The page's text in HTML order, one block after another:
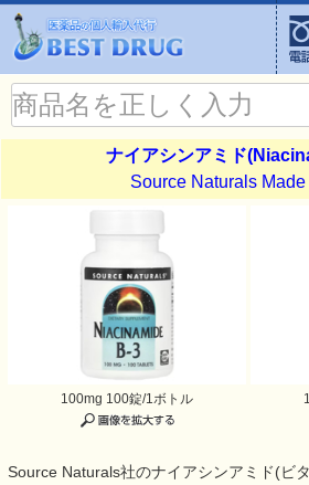
ナイアシンアミド
Source Naturals
100mg 100錠/1ボトル
Source Naturals社のナイアシンアミド(ビ